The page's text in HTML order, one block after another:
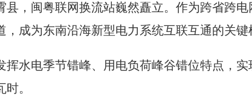
，闽粤联网换流站巍然矗立。作为跨省跨电
成为东南沿海新型电力系统互联互通的关键
水电季节错峰、用电负荷峰谷错位特点，
。